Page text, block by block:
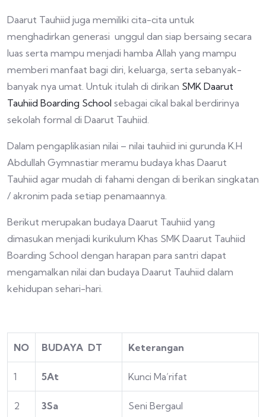
Daarut Tauhiid juga memiliki cita-cita untuk
menghadirkan generasi unggul dan siap bersaing secara
luas serta mampu menjadi hamba Allah yang mampu
memberi manfaat bagi diri, keluarga, serta sebanyak-
banyak nya umat. Untuk itulah di dirikan SMK Daarut
Tauhiid Boarding School sebagai cikal bakal berdirinya
sekolah formal di Daarut Tauhiid.
Dalam pengaplikasian nilai – nilai tauhiid ini gurunda K.H
Abdullah Gymnastiar meramu budaya khas Daarut
Tauhiid agar mudah di fahami dengan di berikan singkatan
/ akronim pada setiap penamaannya.
Berikut merupakan budaya Daarut Tauhiid yang
dimasukan menjadi kurikulum Khas SMK Daarut Tauhiid
Boarding School dengan harapan para santri dapat
mengamalkan nilai dan budaya Daarut Tauhiid dalam
kehidupan sehari-hari.
NO BUDAYA DT Keterangan
1 5At Kunci Ma’rifat
2 3Sa Seni Bergaul